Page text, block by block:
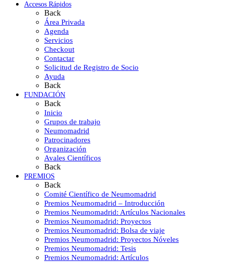
Accesos Rápidos
Back
Área Privada
Agenda
Servicios
Checkout
Contactar
Solicitud de Registro de Socio
Ayuda
Back
FUNDACIÓN
Back
Inicio
Grupos de trabajo
Neumomadrid
Patrocinadores
Organización
Avales Científicos
Back
PREMIOS
Back
Comité Científico de Neumomadrid
Premios Neumomadrid – Introducción
Premios Neumomadrid: Artículos Nacionales
Premios Neumomadrid: Proyectos
Premios Neumomadrid: Bolsa de viaje
Premios Neumomadrid: Proyectos Nóveles
Premios Neumomadrid: Tesis
Premios Neumomadrid: Artículos